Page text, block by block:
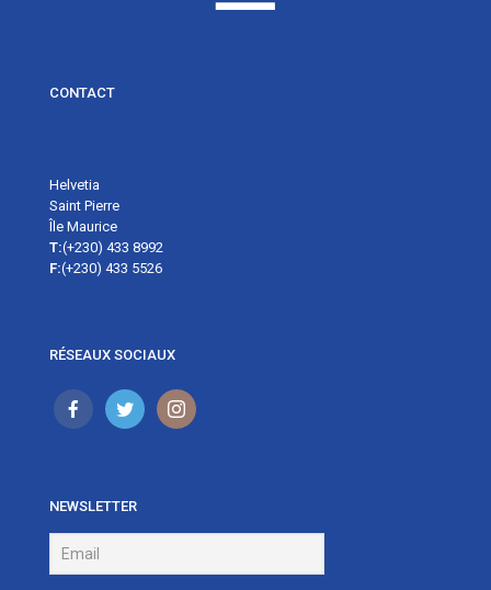
CONTACT
Helvetia
Saint Pierre
Île Maurice
T:(+230) 433 8992
F:(+230) 433 5526
RÉSEAUX SOCIAUX
NEWSLETTER